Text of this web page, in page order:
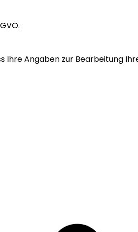
Ihre Angaben zur Bearbeitung